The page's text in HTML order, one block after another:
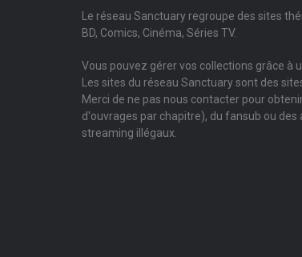
Le réseau Sanctuary regroupe des sites
BD, Comics, Cinéma, Séries TV.
Vous pouvez gérer vos collections grâce à
Les sites du réseau Sanctuary sont des
Merci de ne pas nous contacter pour
d'ouvrages par chapitre), du fansub ou des
streaming illégaux.